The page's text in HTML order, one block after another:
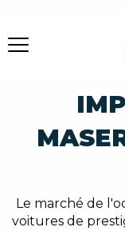
Le marché de
voitures de